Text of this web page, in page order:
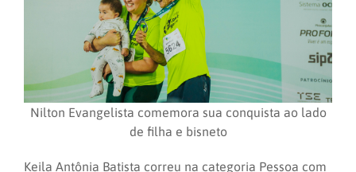
Nilton Evangelista comemora sua conquista ao lado
de filha e bisneto
Keila Antônia Batista correu na categoria Pessoa com